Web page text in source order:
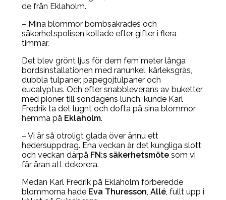
de från Eklaholm.
– Mina blommor bombsäkrades och
säkerhetspolisen kollade efter gifter i flera
timmar.
Det blev grönt ljus för dem fem meter långa
bordsinstallationen med ranunkel, kärleksgräs,
dubbla tulpaner, papegojtulpaner och
eucalyptus. Och efter snabbleverans av buketter
med pioner till söndagens lunch, kunde Karl
Fredrik ta det lugnt och dofta på sina blommor
hemma på Eklaholm.
– Vi är så otroligt glada över ännu ett
hedersuppdrag. Ena veckan är det kungliga slott
och veckan därpå FN:s säkerhetsmöte som vi
får äran att dekorera.
Medan Karl Fredrik på Eklaholm förberedde
blommorna hade Eva Thuresson, Allé, fullt upp i